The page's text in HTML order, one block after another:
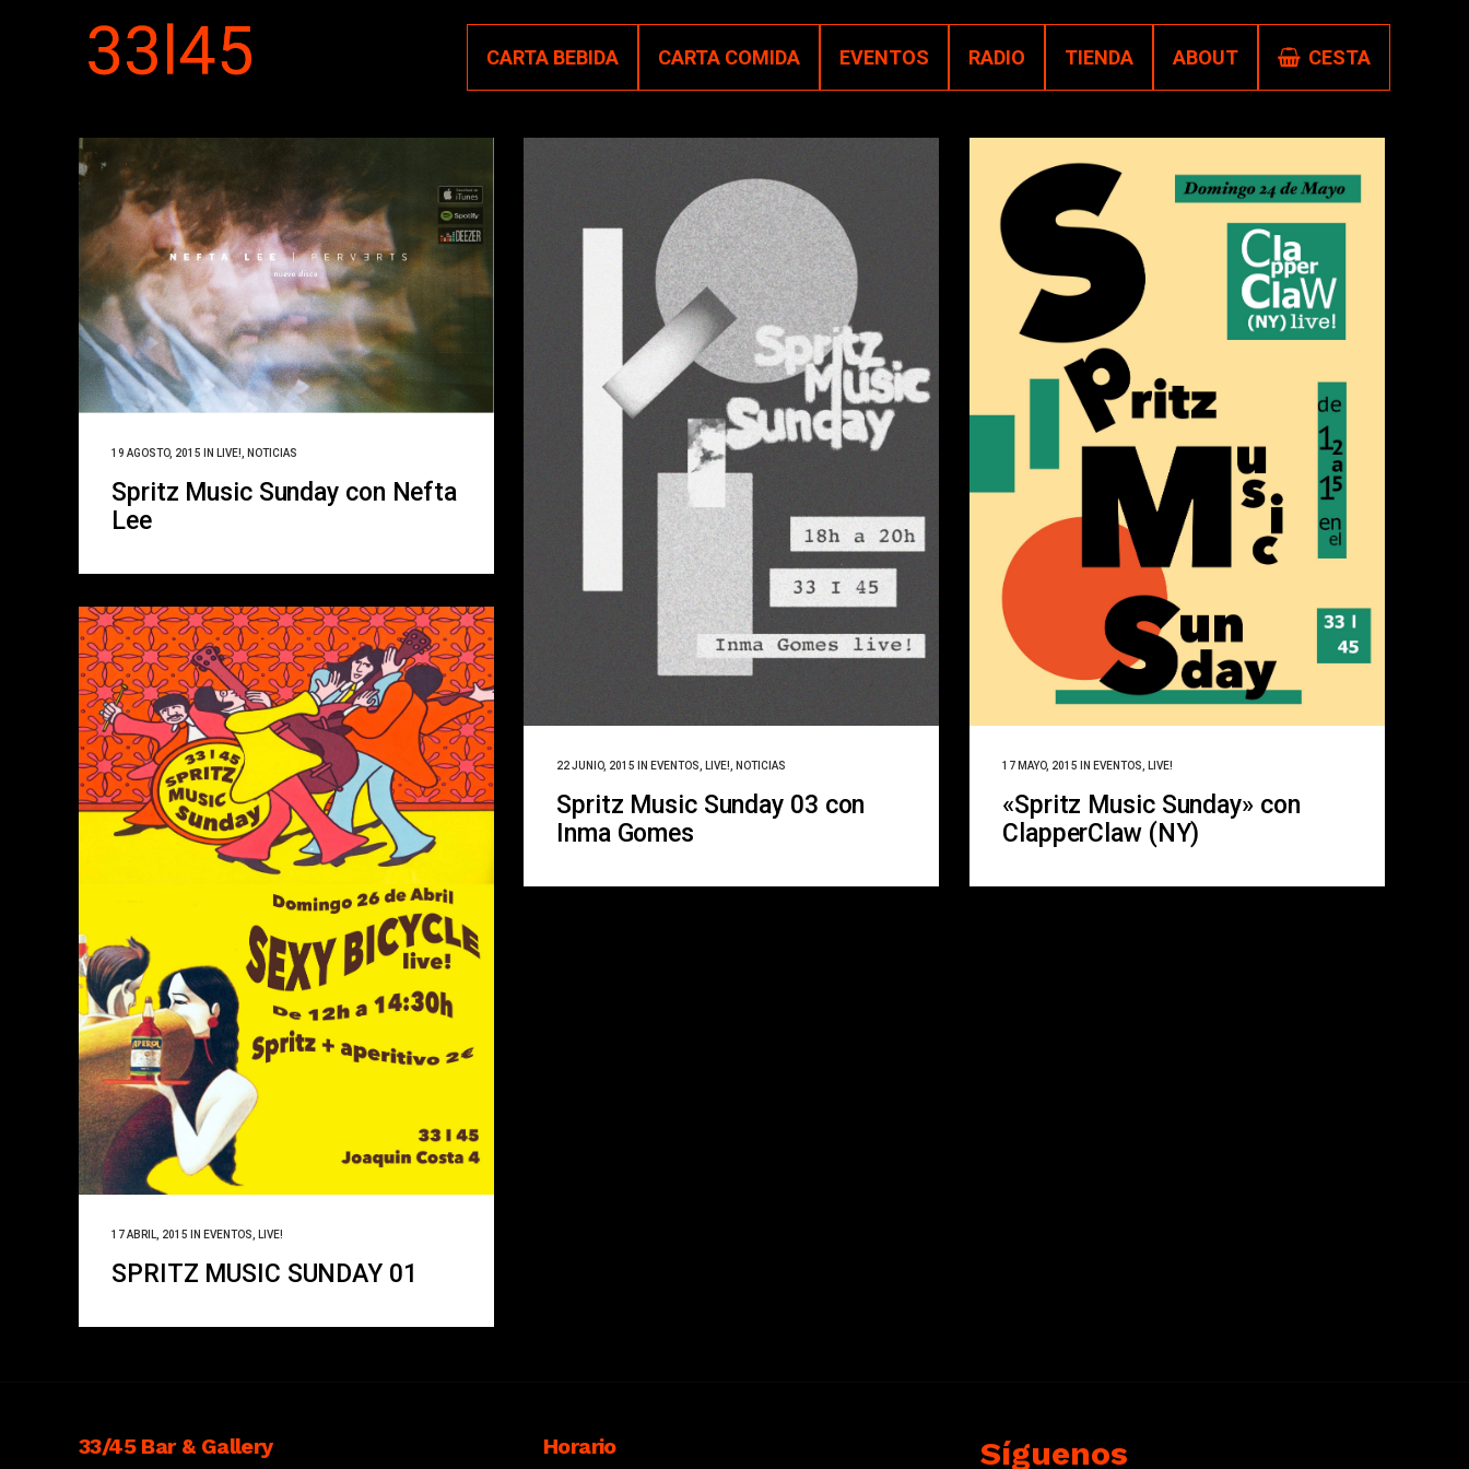
CARTA BEBIDA CARTA COMIDA EVENTOS RADIO TIENDA ABOUT CESTA
19 AGOSTO, 2015 IN LIVE! NOTICIAS
Spritz Music Sunday con Nefta
Lee
22 JUNIO, 2015 IN EVENTOS LIVE! NOTICIAS
Spritz Music Sunday 03 con
Inma Gomes
17 MAYO, 2015 IN EVENTOS LIVE!
«Spritz Music Sunday» con
ClapperClaw (NY)
17 ABRIL, 2015 IN EVENTOS LIVE!
SPRITZ MUSIC SUNDAY 01
33/45 Bar & Gallery Horario Síguenos